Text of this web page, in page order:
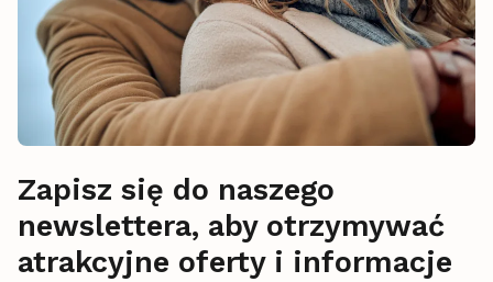
Zapisz się do naszego
newslettera, aby otrzymywać
atrakcyjne oferty i informacje